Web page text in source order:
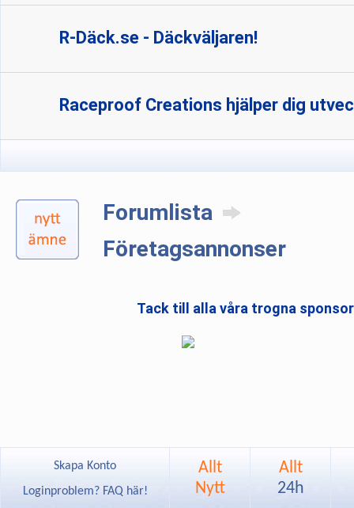
R-Däck.se - Däckväljaren!
Raceproof Creations hjälper dig
Forumlista
Företagsannonser
Tack till alla våra trogna
Skapa Konto
Loginproblem? FAQ här!
Allt
Nytt
Allt
24h